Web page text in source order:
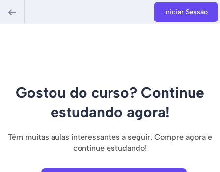
Iniciar Sessão
Gostou do curso? Continue
estudando agora!
Têm muitas aulas interessantes a seguir. Compre agora e
continue estudando!